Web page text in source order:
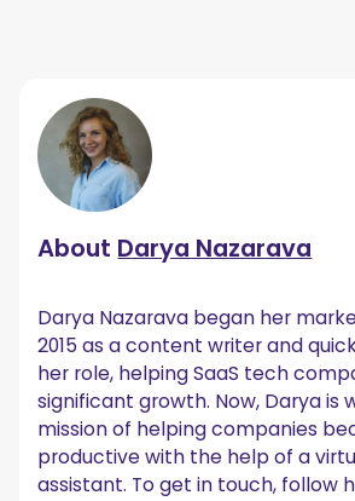
About Darya Nazarava
Darya Nazarava began her
2015 as a content writer and
her role, helping SaaS tech
significant growth. Now, Darya is
mission of helping companies
productive with the help of a
assistant. To get in touch, follow